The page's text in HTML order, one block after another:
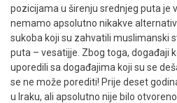
pozicijama u širenju srednjeg puta je
nemamo apsolutno nikakve
sukoba koji su zahvatili muslimanski
puta – vesatijje. Zbog toga, događaji
uporedili sa događajima koji su se
se ne može porediti! Prije deset
u Iraku, ali apsolutno nije bilo